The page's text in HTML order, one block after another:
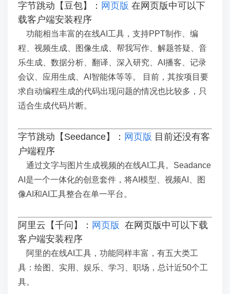
字节跳动【豆包】： 网页版 在网页版中可以下
载客户端安装程序
功能相当丰富的在线AI工具，支持PPT制作、编
程、视频生成、图像生成、帮我写作、解题答疑、音
乐生成、数据分析、翻译、深入研究、AI播客、记录
会议、应用生成、AI智能体等等。
目前，其按项目要
求自动编程生成的代码出现问题的情况也比较多，只
适合生成代码片断。
字节跳动【Seedance】： 网页版 目前还没有客
户端程序
通过文字与图片生成视频的在线AI工具。Seadance
AI是一个一体化的创意套件，将AI模型、视频AI、图
像AI和AI工具整合在单一平台 。
阿里云【千问】： 网页版 在网页版中可以下载
客户端安装程序
阿里的在线AI工具，功能同样丰富，有五大类工
具：绘图、实用、娱乐、学习、职场，总计近50个工
具。